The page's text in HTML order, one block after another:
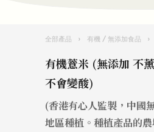
全部產品 › 有機 / 無添加食品 ›
有機薏米 (無添加 不
不會變酸)
(香港有心人監製，中國
地區種植。種植產品的